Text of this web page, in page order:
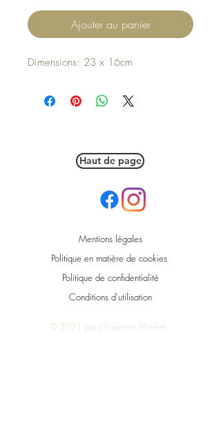
Ajouter au panier
Dimensions: 23 x 16cm
Haut de page
Mentions légales
Politique en matière de cookies
Politique de confidentialité
Conditions d'utilisation
© 2021 par L'Eolienne Market.